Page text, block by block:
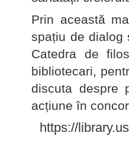
Prin această
spațiu de dialog
Catedra de
bibliotecari,
discuta despre
acțiune în
https://